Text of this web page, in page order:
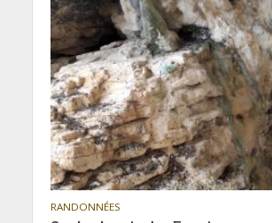
RANDONNÉES